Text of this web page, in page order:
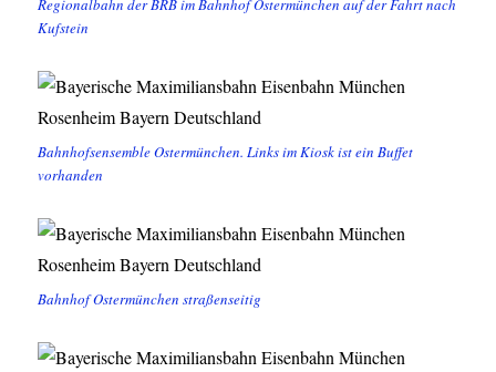
Regionalbahn der BRB im Bahnhof Ostermünchen auf der Fahrt nach
Kufstein
Bahnhofsensemble Ostermünchen. Links im Kiosk ist ein Buffet
vorhanden
Bahnhof Ostermünchen straßenseitig